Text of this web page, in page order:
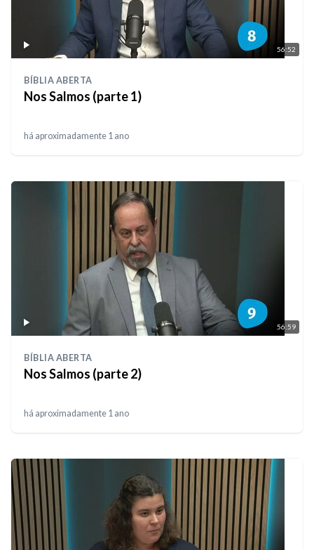
56:52
BÍBLIA ABERTA
Nos Salmos (parte 1)
há aproximadamente 1 ano
56:59
BÍBLIA ABERTA
Nos Salmos (parte 2)
há aproximadamente 1 ano